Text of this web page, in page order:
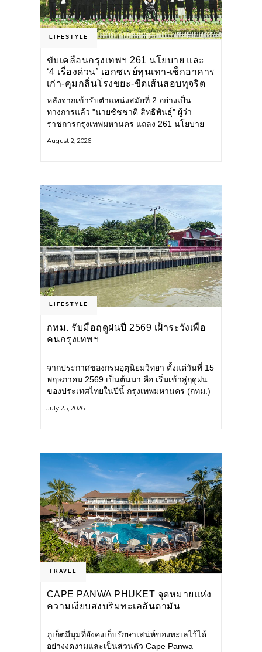
LIFESTYLE
ขับเคลื่อนกรุงเทพฯ 261 นโยบาย และ
‘4 เรื่องด่วน’ เอกซเรย์ทุนเทา-เช็กอาคาร
เก่า-คุมกลิ่นโรงขยะ-ขีดเส้นสอบทุจริต
หลังจากเข้ารับตำแหน่งสมัยที่ 2 อย่างเป็น
ทางการแล้ว "นายชัชชาติ สิทธิพันธุ์" ผู้ว่า
ราชการกรุงเทพมหานคร แถลง 261 นโยบาย
ยุทธศาสตร์ จัดทำตัวชี้วัด
August 2, 2026
LIFESTYLE
กทม. รับมือฤดูฝนปี 2569 เฝ้าระวังเพื่อ
คนกรุงเทพฯ
จากประกาศของกรมอุตุนิยมวิทยา ตั้งแต่วันที่ 15
พฤษภาคม 2569 เป็นต้นมา คือ เริ่มเข้าสู่ฤดูฝน
ของประเทศไทยในปีนี้ กรุงเทพมหานคร (กทม.)
โครงสร้างพื้นฐาน
July 25, 2026
TRAVEL
CAPE PANWA PHUKET จุดหมายแห่ง
ความเงียบสงบริมทะเลอันดามัน
ภูเก็ตมีมุมที่ยังคงเก็บรักษาเสน่ห์ของทะเลไว้ได้
อย่างงดงามและเป็นส่วนตัว Cape Panwa